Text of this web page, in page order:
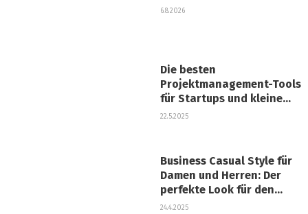
6.8.2026
Die besten
Projektmanagement-Tools
für Startups und kleine
Unternehmen
22.5.2025
Business Casual Style für
Damen und Herren: Der
perfekte Look für den
modernen Arbeitsplatz
24.4.2025